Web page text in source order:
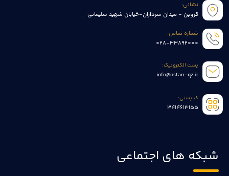
نشانی:
قزوین - میدان سرداران-خیابان شهید سلیمانی
شماره تماس:
028-33892000
پست الکترونیک:
info@ostan-qz.ir
کدپستی:
3414613155
شبکه های اجتماعی